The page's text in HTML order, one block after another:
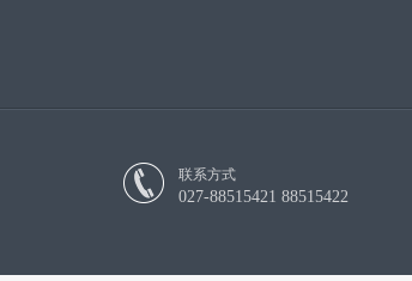
联系方式
027-88515421 88515422